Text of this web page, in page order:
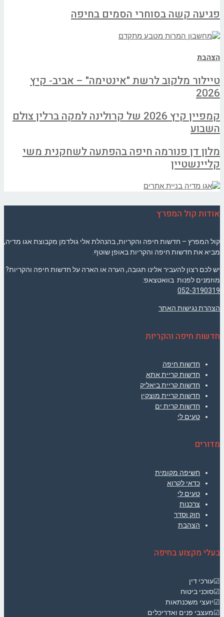
פגיעה קשה בסוחרי הסמים בחיפה
הצהבת
טיילור מלקוב לרשת "אינטימה" – אביב- קיץ
2026
קמפיין קיץ 2026 של קרולינה למקה ברלין צולם
השבוע
מלון דן פנורמה חיפה בהפתעה לשחקנית משי
קליינשטיין
אודות קול המפרץ
קול המפרץ – חדשות חיפה והקריות, בהנהלת אלי גולדמן מקבוצת אגו מדיה,
מביא את חדשות חיפה והקריות באופן שוטף.
יש לכם רצון להעביר אלינו תגובה, הערה או הארה על חדשות חיפה והקריות?
מוזמנים לפנות בוואטצאפ:
052-3190319
הצהרת נגישות האתר
חדשות חיפה והקריות
חדשות חיפה
חדשות קריית אתא
חדשות קריית ביאליק
חדשות קריית מוצקין
חדשות קרית ים
טעים לי
מדורים
חשיפה מקומית
כדאי לקרוא
טעים לי
צרכנות
חוק וסדר
הצהבת
בעלי מקצוע בחיפה
☑עורכי דין
☑סוכני ביטוח
☑יועצי משכנתאות
☑מעצבי פנים ואדריכלים